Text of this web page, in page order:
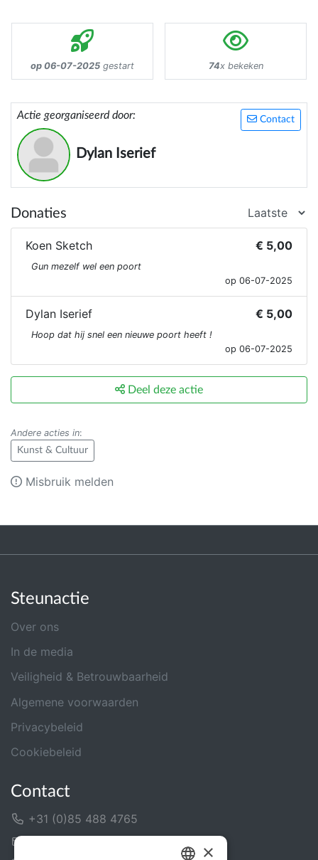
op 06-07-2025 gestart 74x bekeken
Contact
Actie georganiseerd door:
Dylan Iserief
Donaties
Koen Sketch € 5,00
Gun mezelf wel een poort
op 06-07-2025
Dylan Iserief € 5,00
Hoop dat hij snel een nieuwe poort heeft !
op 06-07-2025
Deel deze actie
Andere acties in:
Kunst & Cultuur
Misbruik melden
Steunactie
Over ons
In de media
Veiligheid & Betrouwbaarheid
Algemene voorwaarden
Privacybeleid
Cookiebeleid
Contact
+31 (0)85 488 4765
×